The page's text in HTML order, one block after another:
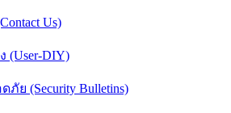
Us)
(User-DIY)
ย (Security Bulletins)